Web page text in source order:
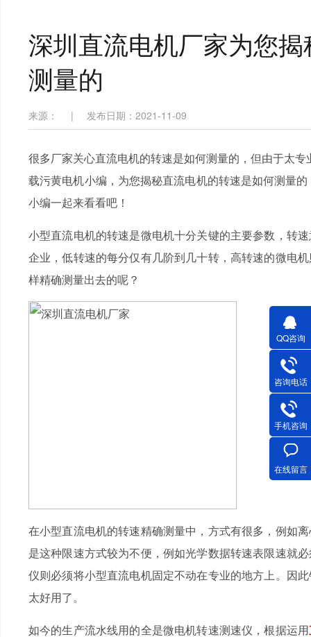
深圳直流电机厂家为您
测量的
来源： | 发布日期：2021-11-09
很多厂家关心直流电机的转速是如何测量的，但由于太
载污黄电机小编，为您揭秘直流电机的转速是如何测量
小编一起来看看吧！
小型直流电机的转速是微电机十分关键的主要参数，转
企业，低转速的每分仅有几阶到几十转，高转速的微电
样精确测量出去的呢？
在小型直流电机的转速精确测量中，方式有很多，例如
是这种限速方式较为不便，例如光学数据转速表限速就
仪则必须将小型直流电机固定不动在专业的地方上。因
太好用了。
如今的生产流水线用的全是微电机转速测速仪，根据运用
QQ咨询
咨询电话
手机咨询
在线留言